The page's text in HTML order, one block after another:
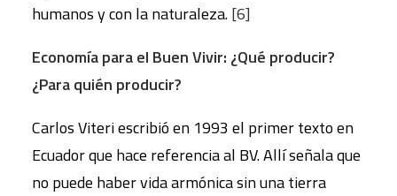
humanos y con la naturaleza.[6]
Economía para el Buen Vivir: ¿Qué producir?
¿Para quién producir?
Carlos Viteri escribió en 1993 el primer texto en
Ecuador que hace referencia al BV. Allí señala que
no puede haber vida armónica sin una tierra